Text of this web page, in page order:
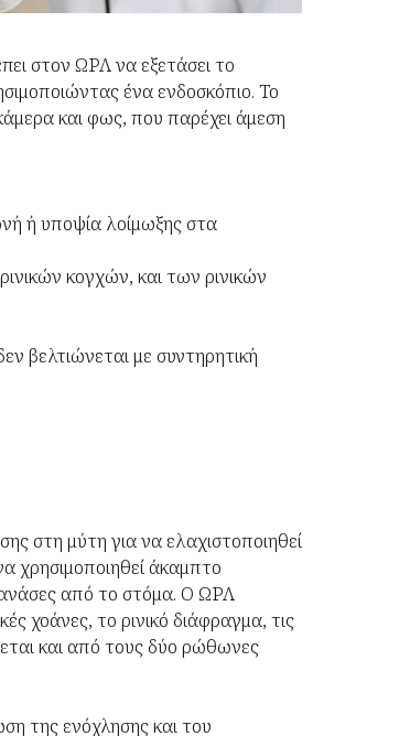
στον ΩΡΛ να εξετάσει το
ένα ενδοσκόπιο. Το
και φως, που παρέχει άμεση
ή υποψία λοίμωξης στα
κογχών, και των ρινικών
βελτιώνεται με συντηρητική
στη μύτη για να ελαχιστοποιηθεί
χρησιμοποιηθεί άκαμπτο
ανάσες από το στόμα. Ο ΩΡΛ
χοάνες, το ρινικό διάφραγμα, τις
και από τους δύο ρώθωνες
της ενόχλησης και του